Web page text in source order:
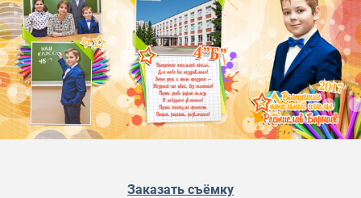
Заказать съёмку